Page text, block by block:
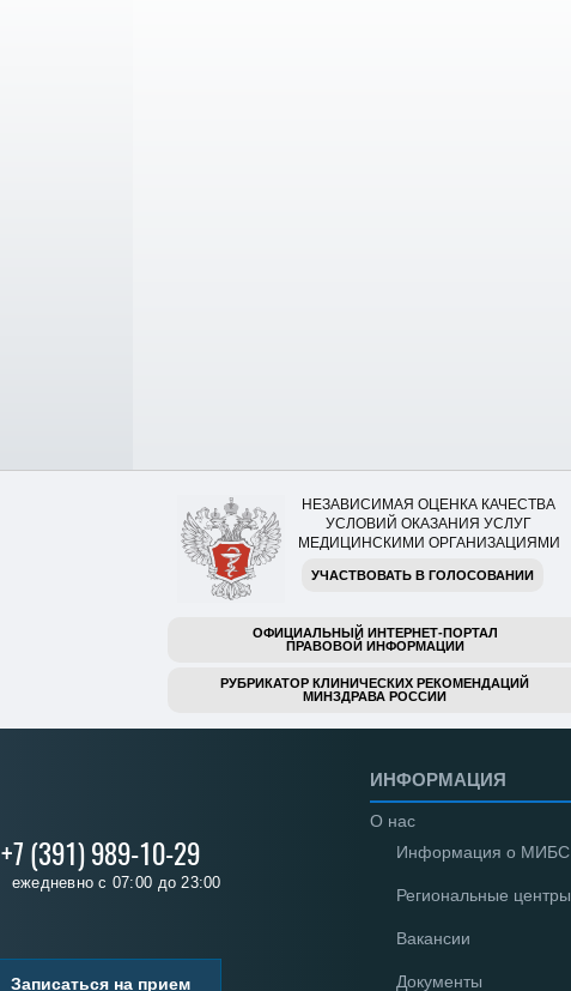
НЕЗАВИСИМАЯ ОЦЕНКА КАЧЕСТВА
УСЛОВИЙ ОКАЗАНИЯ УСЛУГ
МЕДИЦИНСКИМИ ОРГАНИЗАЦИЯМИ
УЧАСТВОВАТЬ В ГОЛОСОВАНИИ
ОФИЦИАЛЬНЫЙ ИНТЕРНЕТ-ПОРТАЛ
ПРАВОВОЙ ИНФОРМАЦИИ
РУБРИКАТОР КЛИНИЧЕСКИХ РЕКОМЕНДАЦИЙ
МИНЗДРАВА РОССИИ
+7 (391) 989-10-29
ежедневно с 07:00 до 23:00
Записаться на прием
ИНФОРМАЦИЯ
О нас
Информация о МИБС
Региональные центры
Вакансии
Документы